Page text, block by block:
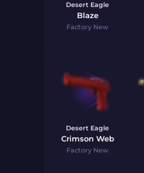
Desert Eagle
Blaze
Factory New
Desert Eagle
Crimson Web
Factory New